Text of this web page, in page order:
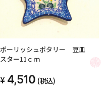
ポーリッシュポタリー 豆皿
スター11ｃｍ
4,510 (税込)